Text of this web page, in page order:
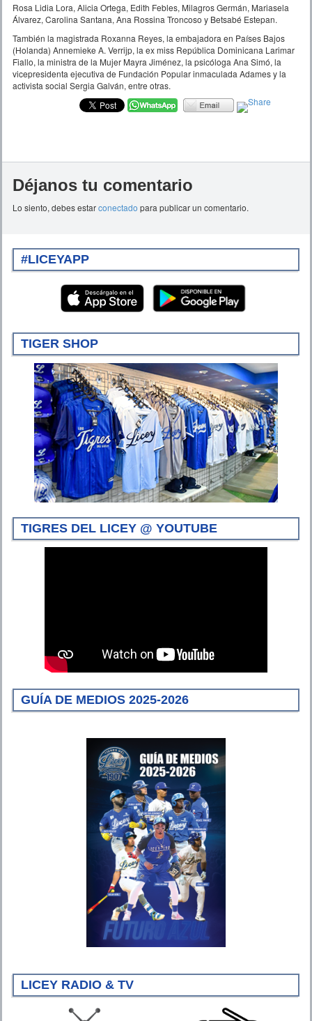
Rosa Lidia Lora, Alicia Ortega, Edith Febles, Milagros Germán, Mariasela
Álvarez, Carolina Santana, Ana Rossina Troncoso y Betsabé Estepan.
También la magistrada Roxanna Reyes, la embajadora en Países Bajos
(Holanda) Annemieke A. Verrijp, la ex miss República Dominicana Larimar
Fiallo, la ministra de la Mujer Mayra Jiménez, la psicóloga Ana Simó, la
vicepresidenta ejecutiva de Fundación Popular inmaculada Adames y la
activista social Sergia Galván, entre otras.
Déjanos tu comentario
Lo siento, debes estarconectado para publicar un comentario.
#LICEYAPP
TIGER SHOP
TIGRES DEL LICEY @ YOUTUBE
GUÍA DE MEDIOS 2025-2026
LICEY RADIO & TV